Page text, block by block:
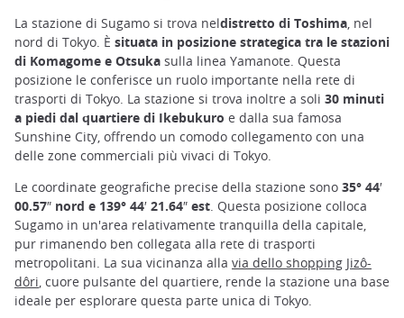
La stazione di Sugamo si trova neldistretto di Toshima, nel
nord di Tokyo. È situata in posizione strategica tra le stazioni
di Komagome e Otsuka sulla linea Yamanote. Questa
posizione le conferisce un ruolo importante nella rete di
trasporti di Tokyo. La stazione si trova inoltre a soli 30 minuti
a piedi dal quartiere di Ikebukuro e dalla sua famosa
Sunshine City, offrendo un comodo collegamento con una
delle zone commerciali più vivaci di Tokyo.
Le coordinate geografiche precise della stazione sono 35° 44′
00.57″ nord e 139° 44′ 21.64″ est. Questa posizione colloca
Sugamo in un'area relativamente tranquilla della capitale,
pur rimanendo ben collegata alla rete di trasporti
metropolitani. La sua vicinanza alla via dello shopping Jizô-
dôri, cuore pulsante del quartiere, rende la stazione una base
ideale per esplorare questa parte unica di Tokyo.